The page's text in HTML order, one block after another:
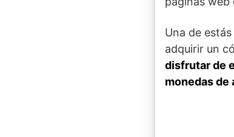
Una de
adquirir un
disfrutar de
monedas de